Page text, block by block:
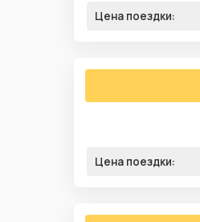
Цена поездки:
Цена поездки: